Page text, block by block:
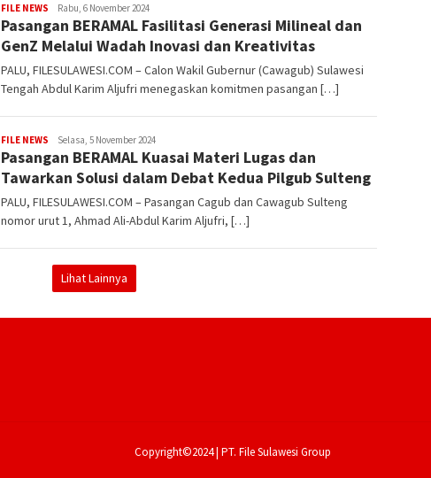
FILE NEWS FILESULAWESI
Rabu, 6 November 2024
Pasangan BERAMAL Fasilitasi Generasi Milineal dan
GenZ Melalui Wadah Inovasi dan Kreativitas
PALU, FILESULAWESI.COM – Calon Wakil Gubernur (Cawagub) Sulawesi
Tengah Abdul Karim Aljufri menegaskan komitmen pasangan […]
FILE NEWS FILESULAWESI
Selasa, 5 November 2024
Pasangan BERAMAL Kuasai Materi Lugas dan
Tawarkan Solusi dalam Debat Kedua Pilgub Sulteng
PALU, FILESULAWESI.COM – Pasangan Cagub dan Cawagub Sulteng
nomor urut 1, Ahmad Ali-Abdul Karim Aljufri, […]
Lihat Lainnya
Copyright©2024 | PT. File Sulawesi Group